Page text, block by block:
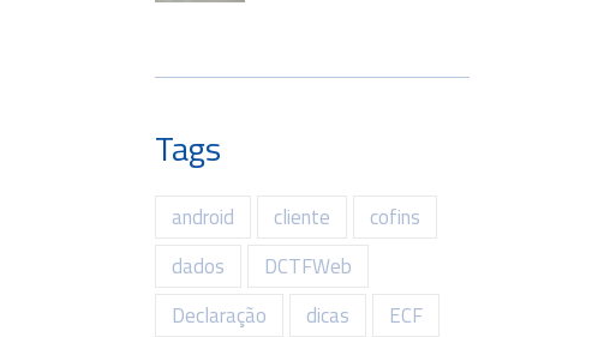
Tags
android cliente
cofins
dados
DCTFWeb
Declaração
dicas
ECF